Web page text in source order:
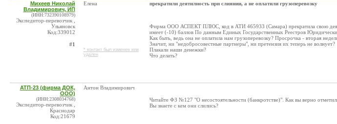
Михеев Николай
Владимирович, ИП
(ИНН:732390108979)
Экспедитор-перевозчик ,
Ульяновск
Код:339012
#1
Елена
* контакт был изменен или
удален
прекратили деятилность при слиянии, а не оплатили грузоперевозку
Фирма ООО АСПЕКТ ПЛЮС, код в АТИ 465933 (Самара) прекратила свою
имеет (-10) баллов По данным Единых Государственных Реестров
Как быть, ведь она не оплатила нам грузоперевозку? Просрочка - вторая
Значит, ни "недобросовестные партнеры", ни претензия их теперь не волнует?
Плакали наши денежки?
Что делать?
АТП-23 (фирма ДОК,
ООО)
(ИНН:2308034768)
Экспедитор-перевозчик ,
Краснодар
Код:21679
Антон Владимирович
Читайте ФЗ №127 "О несостоятельности (банкротстве)". Как вы верно
Вы знаете с кем они слились?